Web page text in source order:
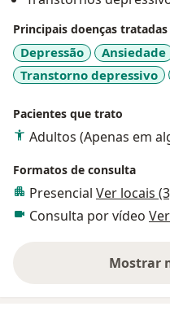
Principais doenças tratadas
Depressão Ansiedade
Transtorno depressivo
Pacientes que trato
Adultos (Apenas em
Formatos de consulta
Presencial Ver locais
Consulta por vídeo
Mostrar